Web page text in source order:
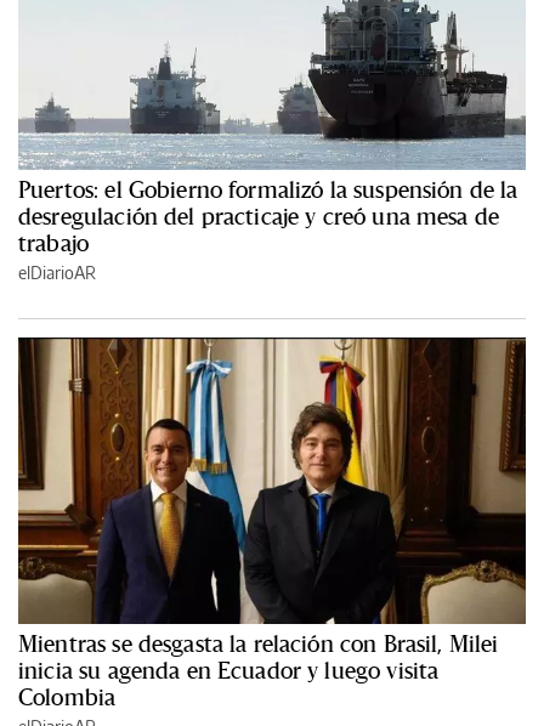
Puertos: el Gobierno formalizó la suspensión de la
desregulación del practicaje y creó una mesa de
trabajo
elDiarioAR
Mientras se desgasta la relación con Brasil, Milei
inicia su agenda en Ecuador y luego visita
Colombia